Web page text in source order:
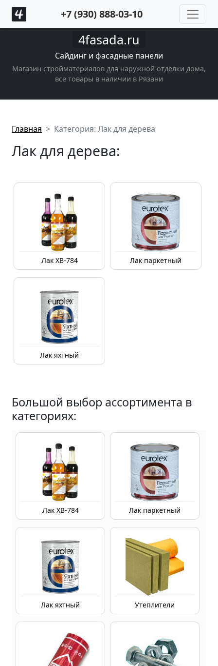
+7 (930) 888-03-10
4fasada.ru
Сайдинг и фасадные панели
Магазин стройматериалов для наружной отделки дома,
все товары в наличии в Рязани
Главная Категория: Лак для дерева
Лак для дерева:
Лак ХВ-784 Лак паркетный
Лак яхтный
Большой выбор ассортимента в
категориях:
Лак ХВ-784 Лак паркетный
Лак яхтный Утеплители